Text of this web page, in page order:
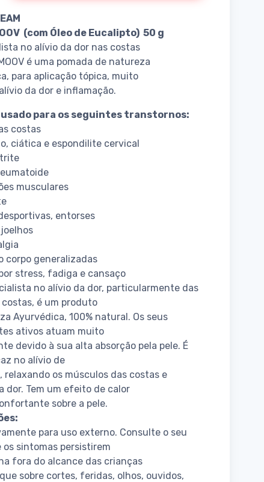
(com Óleo de Eucalipto) 50 g
no alívio da dor nas costas
é uma pomada de natureza
para aplicação tópica, muito
da dor e inflamação.
usado para os seguintes transtornos:
costas
ciática e espondilite cervical
musculares
entorses
corpo generalizadas
stress, fadiga e cansaço
no alívio da dor, particularmente das
costas, é um produto
Ayurvédica, 100% natural. Os seus
ativos atuam muito
devido à sua alta absorção pela pele. É
no alívio de
relaxando os músculos das costas e
dor. Tem um efeito de calor
sobre a pele.
para uso externo. Consulte o seu
os sintomas persistirem
fora do alcance das crianças
sobre cortes, feridas, olhos, ouvidos,